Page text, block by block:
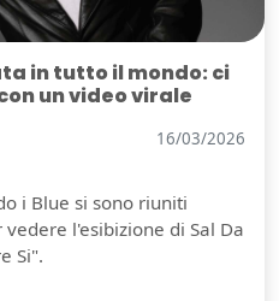
in tutto il mondo: ci
un video virale
16/03/2026
i Blue si sono riuniti
l'esibizione di Sal Da
Si".